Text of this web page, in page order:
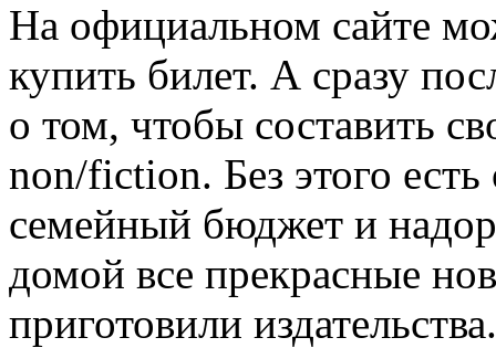
На официальном сайте
купить билет. А сразу
о том, чтобы составить
non/fiction. Без этого есть
семейный бюджет и
домой все прекрасные
приготовили издательства.